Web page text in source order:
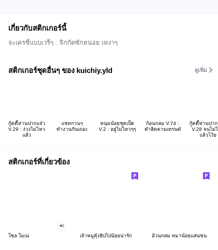
เกี่ยวกับสติกเกอร์นี้
จะเครซี่แบบเวรี่ๆ : จิกกัดซักหน่อย เหงาๆ
สติกเกอร์ชุดอื่นๆ ของ kuichiy.yld ดูเพิ่ม
กู้ดดี้ห่านปากแจ๋ว
V.29 : ง่วงไม่ไหว
แล้ว
แชทกวนๆ
ทำงานกันเถอะ
หนุ่มน้อยชุดเป็ด
V.2 : อยู่ไม่ไหวๆๆ
ก้อนกลม V.74 :
คำฮิตตามเทรนด์
กู้ดดี้ห่านปาก
V.28 จนไม่
แล้วโว้ย
สติกเกอร์ที่เกี่ยวข้อง
โซล โมเน่ เจ้าหมูดุ้งฮิปโปน้อยน่ารัก อ้วนกลม หมาน้อยแสนซน